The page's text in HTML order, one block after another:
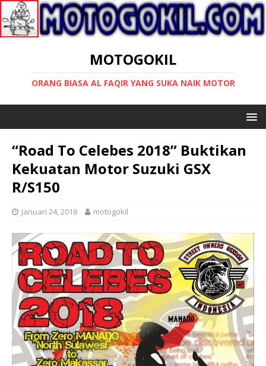
MOTOGOKIL
ORANG BIASA AL FAQIR YANG SUKA NAIK MOTOR
“Road To Celebes 2018” Buktikan
Kekuatan Motor Suzuki GSX
R/S150
Januari 24, 2018 motogokil